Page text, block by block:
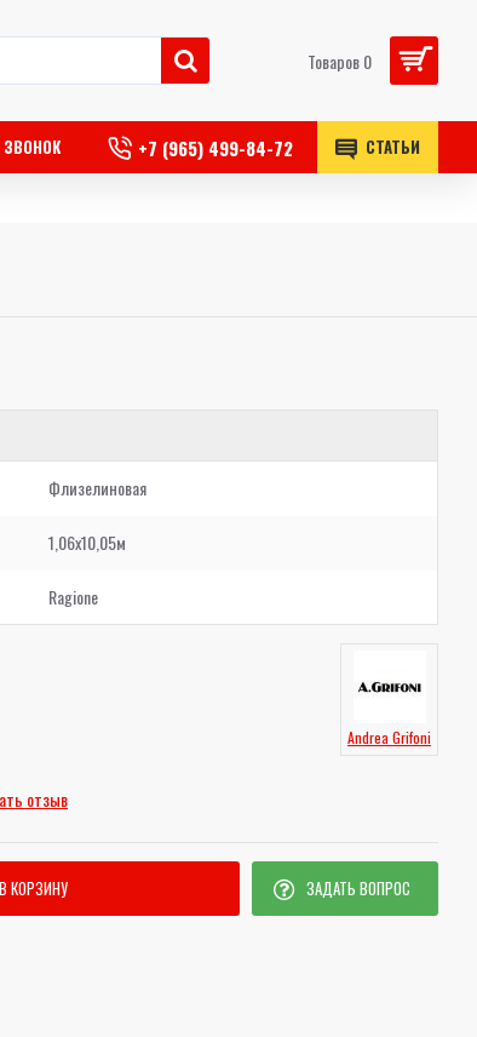
Товаров 0
ЗВОНОК +7 (965) 499-84-72 СТАТЬИ
Флизелиновая
1,06x10,05м
Ragione
Andrea Grifoni
отзыв
В КОРЗИНУ ЗАДАТЬ ВОПРОС